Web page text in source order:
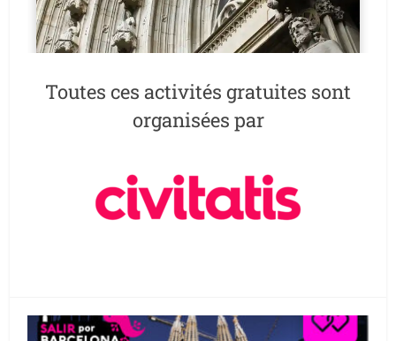
Toutes ces activités gratuites sont
organisées par